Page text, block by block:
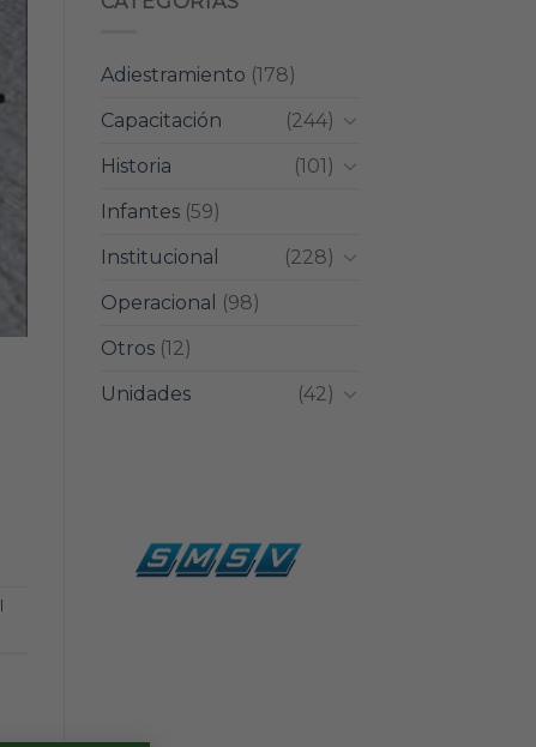
Adiestramiento (178)
Capacitación
(244)
Historia
(101)
Infantes(59)
Institucional
(228)
Operacional
(98)
Otros(12)
Unidades
(42)